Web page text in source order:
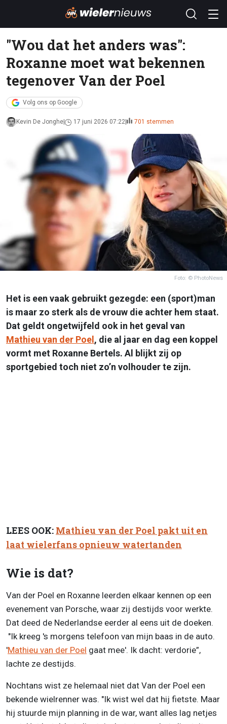
"Wou dat het anders was":
Roxanne moet wat bekennen
tegenover Van der Poel
Volg ons op Google
Kevin De Jonghe 17 juni 2026 07:22 701 stemmen
Foto: © PhotoNews
Het is een vaak gebruikt gezegde: een (sport)man
is maar zo sterk als de vrouw die achter hem staat.
Dat geldt ongetwijfeld ook in het geval van
Mathieu van der Poel, die al jaar en dag een koppel
vormt met Roxanne Bertels. Al blijkt zij op
sportgebied toch niet zo’n volhouder te zijn.
LEES OOK: Mathieu van der Poel pakt uit en
laat wielerfans opnieuw watertanden
Wie is dat?
Van der Poel en Roxanne leerden elkaar kennen op een
evenement van Porsche, waar zij destijds voor werkte.
Dat deed de Nederlandse eerder al eens uit de doeken.
"Ik kreeg 's morgens telefoon van mijn baas in de auto.
'Mathieu van der Poel gaat mee'. Ik dacht: verdorie”,
lachte ze destijds.
Nochtans wist ze helemaal niet dat Van der Poel een
bekende wielrenner was. "Ik wist wel dat hij fietste. Maar
hij stuurde mijn planning in de war, want alles lag netjes